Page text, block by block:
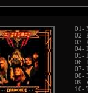
01-
02-
03-
04-
05-
06-
07-
08-
09-
10-